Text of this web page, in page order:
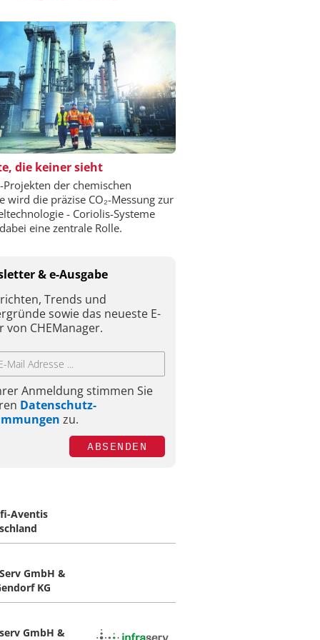
die keiner sieht
Projekten der chemischen
wird die präzise CO₂-Messung zur
- Coriolis-Systeme
eine zentrale Rolle.
& e-Ausgabe
Trends und
sowie das neueste E-
von CHEManager.
Anmeldung stimmen Sie
Datenschutz-
zu.
ABSENDEN
Aventis
GmbH &
KG
GmbH &